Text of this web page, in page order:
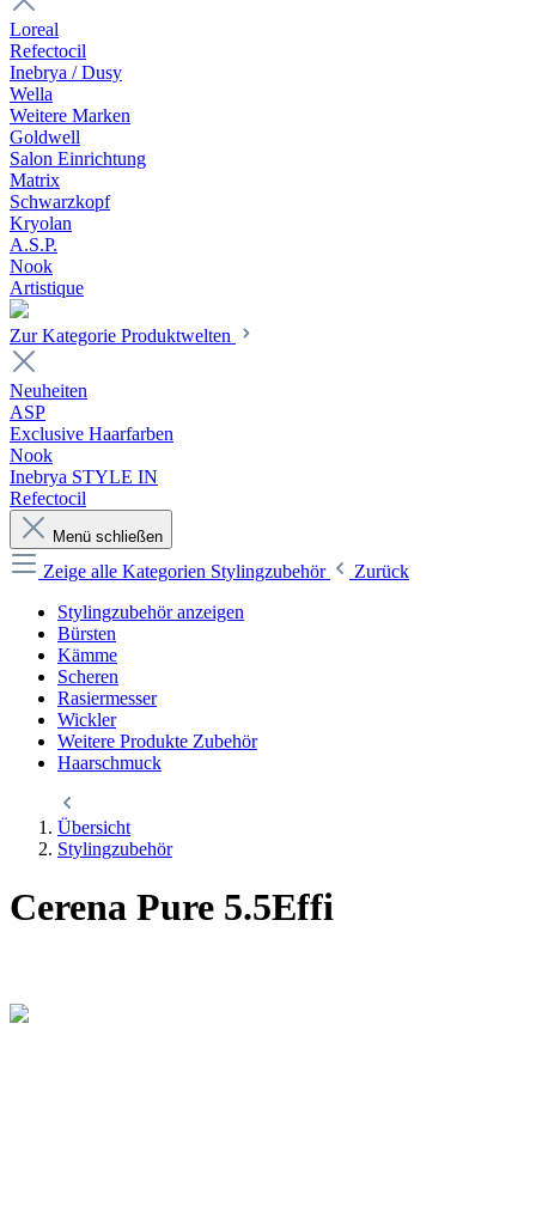
Loreal
Refectocil
Inebrya / Dusy
Wella
Weitere Marken
Goldwell
Salon Einrichtung
Matrix
Schwarzkopf
Kryolan
A.S.P.
Nook
Artistique
Zur Kategorie Produktwelten
Neuheiten
ASP
Exclusive Haarfarben
Nook
Inebrya STYLE IN
Refectocil
Menü schließen
Zeige alle Kategorien Stylingzubehör
Zurück
Stylingzubehör anzeigen
Bürsten
Kämme
Scheren
Rasiermesser
Wickler
Weitere Produkte Zubehör
Haarschmuck
Übersicht
Stylingzubehör
Cerena Pure 5.5Effi